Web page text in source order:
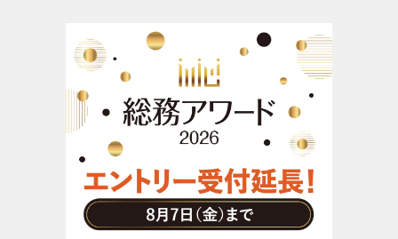
社外・社内広報
社外・社内コミュニケーション活性化
FM・オフィス移転
CSR・SDGs
テクノロジー活用・DX
助成金・補助金・コスト削減
アウトソーシング・BPO
調査・レポート